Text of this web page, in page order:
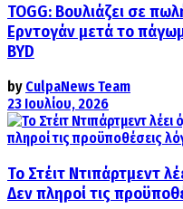
TOGG: Βουλιάζει σε
Ερντογάν μετά το
BYD
by CulpaNews Team
23 Ιουλίου, 2026
Το Στέιτ Ντιπάρτμεντ
Δεν πληροί τις